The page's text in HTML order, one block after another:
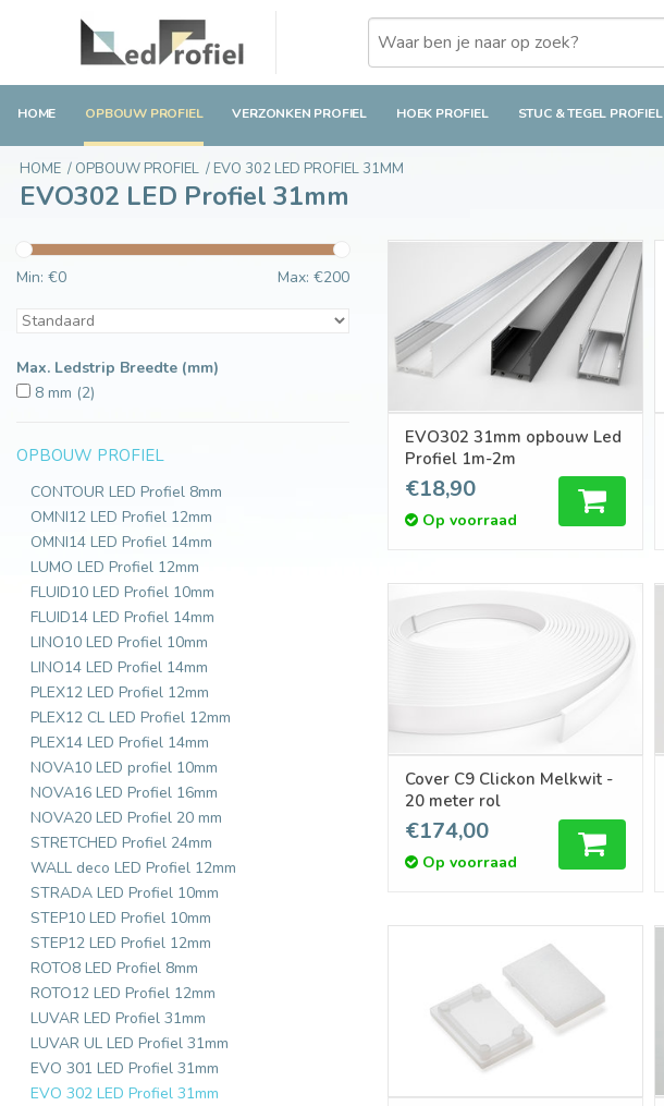
HOME OPBOUW PROFIEL VERZONKEN PROFIEL HOEK PROFIEL STUC & TEGEL PROFIEL
HOME / OPBOUW PROFIEL / EVO 302 LED PROFIEL 31MM
EVO302 LED Profiel 31mm
Min: €0 Max: €200
Max. Ledstrip Breedte (mm)
8 mm (2)
OPBOUW PROFIEL
CONTOUR LED Profiel 8mm
OMNI12 LED Profiel 12mm
OMNI14 LED Profiel 14mm
LUMO LED Profiel 12mm
FLUID10 LED Profiel 10mm
FLUID14 LED Profiel 14mm
LINO10 LED Profiel 10mm
LINO14 LED Profiel 14mm
PLEX12 LED Profiel 12mm
PLEX12 CL LED Profiel 12mm
PLEX14 LED Profiel 14mm
NOVA10 LED profiel 10mm
NOVA16 LED Profiel 16mm
NOVA20 LED Profiel 20 mm
STRETCHED Profiel 24mm
WALL deco LED Profiel 12mm
STRADA LED Profiel 10mm
STEP10 LED Profiel 10mm
STEP12 LED Profiel 12mm
ROTO8 LED Profiel 8mm
ROTO12 LED Profiel 12mm
LUVAR LED Profiel 31mm
LUVAR UL LED Profiel 31mm
EVO 301 LED Profiel 31mm
EVO 302 LED Profiel 31mm
EVO302 31mm opbouw Led
Profiel 1m-2m
€18,90
Op voorraad
Cover C9 Clickon Melkwit -
20 meter rol
€174,00
Op voorraad